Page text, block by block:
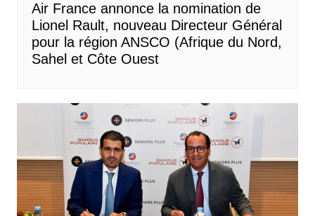
Air France annonce la nomination de
Lionel Rault, nouveau Directeur Général
pour la région ANSCO (Afrique du Nord,
Sahel et Côte Ouest